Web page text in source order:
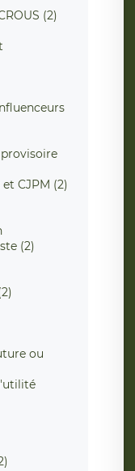
(2)
CJPM (2)
(2)
ou